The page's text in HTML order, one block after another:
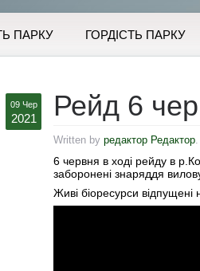
ПАРКУ ГОРДІСТЬ ПАРКУ
09 Чер
2021 Рейд 6
Written by редактор Редактор
6 червня в ході рейду в
заборонені знаряддя
Живі біоресурси